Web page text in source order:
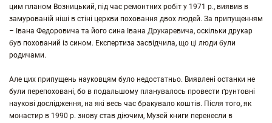
цим планом Возницький, під час ремонтних робіт у 1971 р., виявив в
замурованій ніші в стіні церкви поховання двох людей. За припущенням
– Івана Федоровича та його сина Івана Друкаревича, оскільки друкар
був похований із сином. Експертиза засвідчила, що ці люди були
родичами.
Але цих припущень науковцям було недостатньо. Виявлені останки не
були перепоховані, бо в подальшому планувалось провести ґрунтовні
наукові дослідження, на які весь час бракувало коштів. Після того, як
монастир в 1990 р. знову став діючим, Музей книги перенесли в